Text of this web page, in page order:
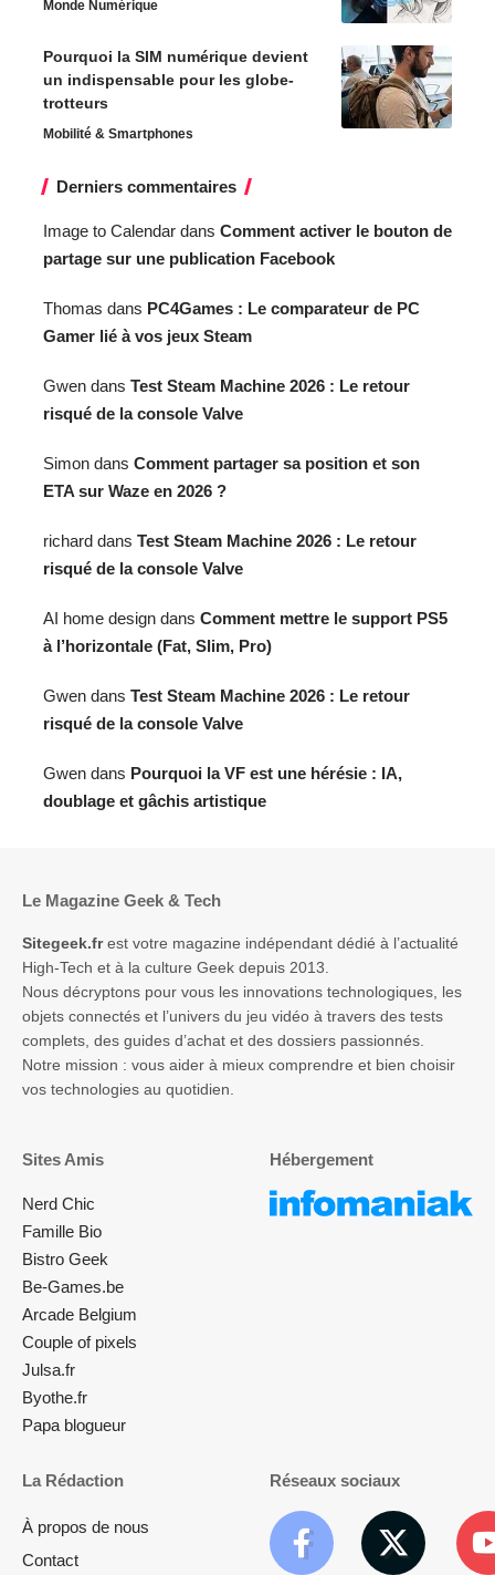
Monde Numérique
Pourquoi la SIM numérique devient
un indispensable pour les globe-
trotteurs
Mobilité & Smartphones
Derniers commentaires
Image to Calendar dans Comment activer le bouton de
partage sur une publication Facebook
Thomas dans PC4Games : Le comparateur de PC
Gamer lié à vos jeux Steam
Gwen dans Test Steam Machine 2026 : Le retour
risqué de la console Valve
Simon dans Comment partager sa position et son
ETA sur Waze en 2026 ?
richard dans Test Steam Machine 2026 : Le retour
risqué de la console Valve
AI home design dans Comment mettre le support PS5
à l’horizontale (Fat, Slim, Pro)
Gwen dans Test Steam Machine 2026 : Le retour
risqué de la console Valve
Gwen dans Pourquoi la VF est une hérésie : IA,
doublage et gâchis artistique
Le Magazine Geek & Tech
Sitegeek.frest votre magazine indépendant dédié à l’actualité
High-Tech et à la culture Geek depuis 2013.
Nous décryptons pour vous les innovations technologiques, les
objets connectés et l’univers du jeu vidéo à travers des tests
complets, des guides d’achat et des dossiers passionnés.
Notre mission : vous aider à mieux comprendre et bien choisir
vos technologies au quotidien.
Sites Amis
Nerd Chic
Famille Bio
Bistro Geek
Be-Games.be
Arcade Belgium
Couple of pixels
Julsa.fr
Byothe.fr
Papa blogueur
Hébergement
La Rédaction
À propos de nous
Contact
Réseaux sociaux